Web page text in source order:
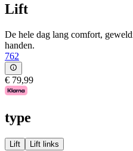
Lift
De hele dag lang comfort,
handen.
762
€ 79,99
type
Lift Lift links